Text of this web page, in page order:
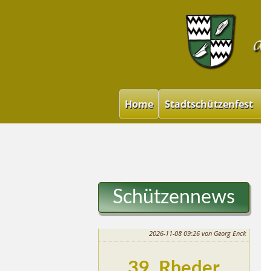
Home Stadtschützenfest
Schützennews
2026-11-08 09:26 von Georg Enck